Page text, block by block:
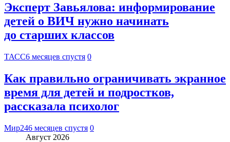
Эксперт Завьялова: информирование
детей о ВИЧ нужно начинать
до старших классов
ТАСС6 месяцев спустя 0
Как правильно ограничивать экранное
время для детей и подростков,
рассказала психолог
Мир246 месяцев спустя 0
Август 2026